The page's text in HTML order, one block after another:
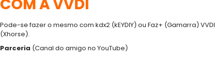
COM A VVDI
Pode-se fazer o mesmo com kdx2 (kEYDIY) ou Faz+ (Gamarra) VVDI
(Xhorse).
Parceria (Canal do amigo no YouTube)